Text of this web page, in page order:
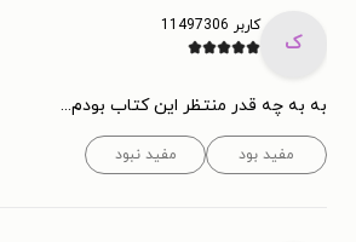
ک
کاربر 11497306
به به چه قدر منتظر این کتاب بودم...
مفید بود مفید نبود